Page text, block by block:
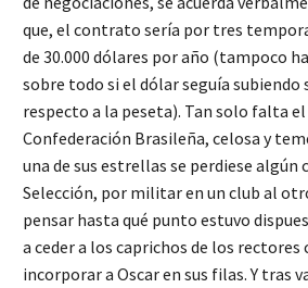
que, el contrato sería por tres
de 30.000 dólares por año (tampoco
sobre todo si el dólar seguía subiendo
respecto a la peseta). Tan solo falta el
Confederación Brasileña, celosa y
una de sus estrellas se perdiese
Selección, por militar en un club al
pensar hasta qué punto estuvo
a ceder a los caprichos de los rectores
incorporar a Oscar en sus filas. Y tras